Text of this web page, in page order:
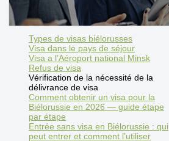
Types de visas biélorusses
Visa dans le pays de séjour
Visa a l’Aéroport national Minsk
Refus de visa
Vérification de la nécessité de la
délivrance de visa
Comment obtenir un visa pour la
Biélorussie en 2026 — guide étape
par étape
Entrée sans visa en Biélorussie : qui
peut entrer et comment l’utiliser